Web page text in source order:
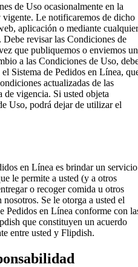
de Uso ocasionalmente en la
Le notificaremos de dicho
aplicación o mediante cualquier
revisar las Condiciones de
que publiquemos o enviemos
a las Condiciones de Uso,
Sistema de Pedidos en Línea,
actualizadas de las
de vigencia. Si usted objeta
Uso, podrá dejar de utilizar el
en Línea es brindar un servicio
le permite a usted (y a otros
o recoger comida u otros
nosotros. Se le otorga a usted el
Pedidos en Línea conforme con
que constituyen un acuerdo
entre usted y Flipdish.